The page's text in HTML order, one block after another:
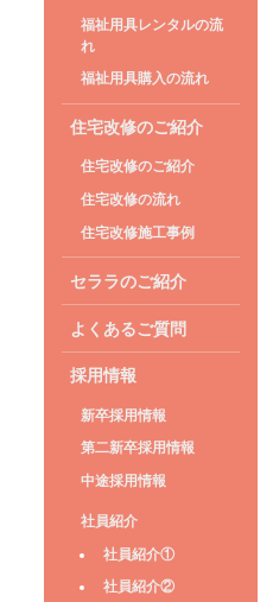
福祉用具レンタルの流
れ
福祉用具購入の流れ
住宅改修のご紹介
住宅改修のご紹介
住宅改修の流れ
住宅改修施工事例
セララのご紹介
よくあるご質問
採用情報
新卒採用情報
第二新卒採用情報
中途採用情報
社員紹介
社員紹介①
社員紹介②